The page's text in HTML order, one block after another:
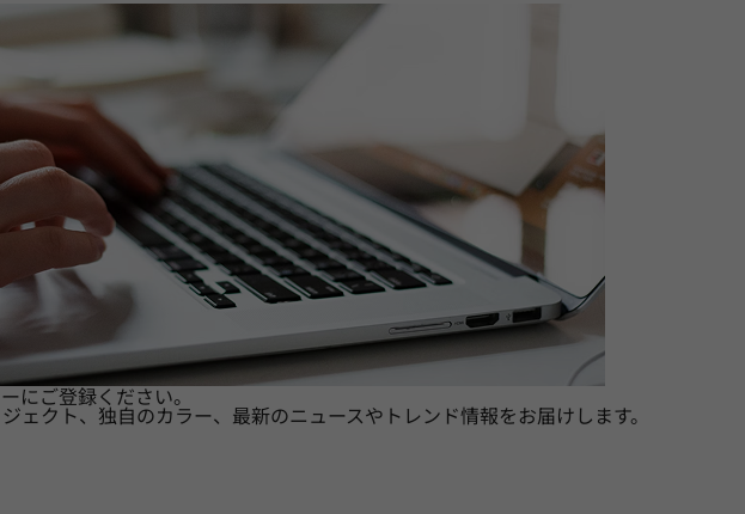
にご登録ください。
ェクト、独自のカラー、最新のニュースやトレンド情報をお届けします。